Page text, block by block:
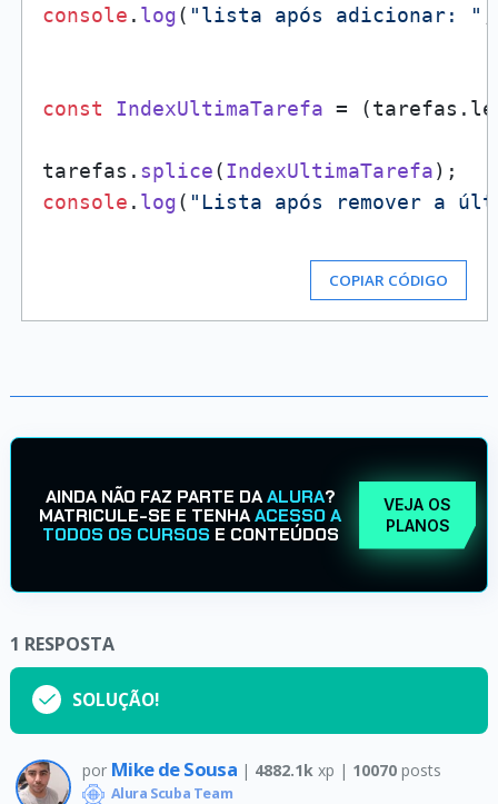
console . log( "lista após adicionar: "
const IndexUltimaTarefa = (tarefas.
tarefas. splice(IndexUltimaTarefa
console . log( "Lista após remover a
COPIAR CÓDIGO
AINDA NÃO FAZ PARTE DAALURA?
MATRICULE-SE E TENHAACESSO A
TODOS OS CURSOS E CONTEÚDOS
VEJA OS
PLANOS
1 RESPOSTA
SOLUÇÃO!
por Mike de Sousa | 4882.1kxp | 10070posts
Alura Scuba Team